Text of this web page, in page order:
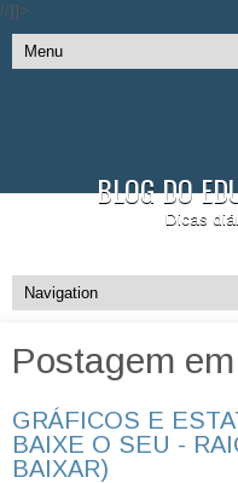
//]]>
BLOG DO
Dicas
Postagem
GRÁFICOS E
BAIXE O SEU -
BAIXAR)